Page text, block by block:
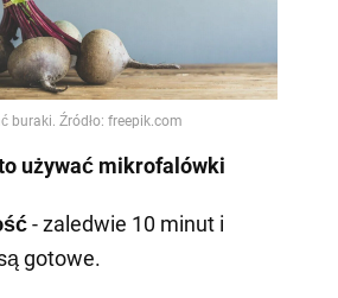
używać mikrofalówki
- zaledwie 10 minut i
gotowe.